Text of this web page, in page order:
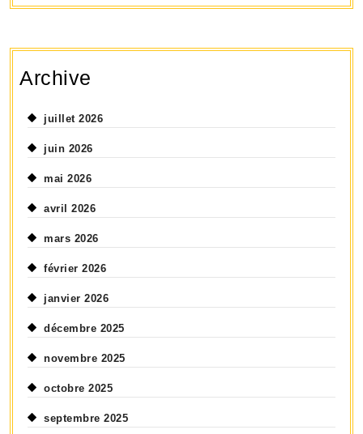
Archive
juillet 2026
juin 2026
mai 2026
avril 2026
mars 2026
février 2026
janvier 2026
décembre 2025
novembre 2025
octobre 2025
septembre 2025